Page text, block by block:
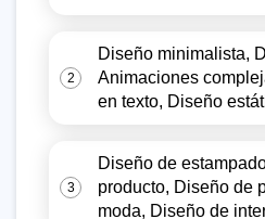
2
Diseño minimalista,
Animaciones
en texto, Diseño
3
Diseño de
producto, Diseño de
moda, Diseño de